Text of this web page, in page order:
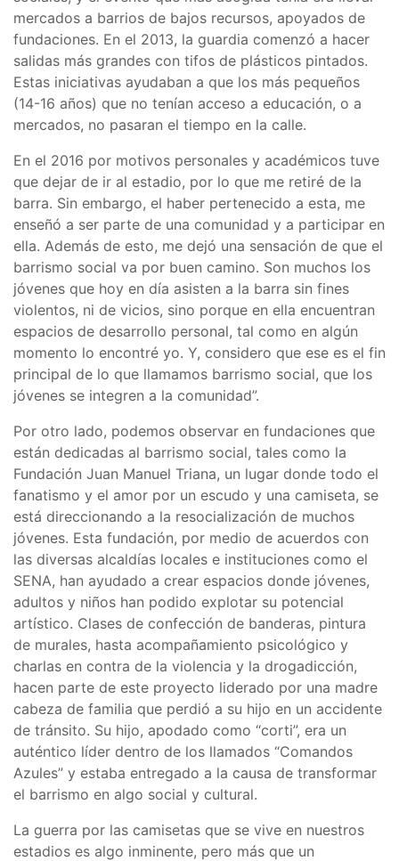
mercados a barrios de bajos recursos, apoyados de
fundaciones. En el 2013, la guardia comenzó a hacer
salidas más grandes con tifos de plásticos pintados.
Estas iniciativas ayudaban a que los más pequeños
(14-16 años) que no tenían acceso a educación, o a
mercados, no pasaran el tiempo en la calle.
En el 2016 por motivos personales y académicos tuve
que dejar de ir al estadio, por lo que me retiré de la
barra. Sin embargo, el haber pertenecido a esta, me
enseñó a ser parte de una comunidad y a participar en
ella. Además de esto, me dejó una sensación de que el
barrismo social va por buen camino. Son muchos los
jóvenes que hoy en día asisten a la barra sin fines
violentos, ni de vicios, sino porque en ella encuentran
espacios de desarrollo personal, tal como en algún
momento lo encontré yo. Y, considero que ese es el fin
principal de lo que llamamos barrismo social, que los
jóvenes se integren a la comunidad”.
Por otro lado, podemos observar en fundaciones que
están dedicadas al barrismo social, tales como la
Fundación Juan Manuel Triana, un lugar donde todo el
fanatismo y el amor por un escudo y una camiseta, se
está direccionando a la resocialización de muchos
jóvenes. Esta fundación, por medio de acuerdos con
las diversas alcaldías locales e instituciones como el
SENA, han ayudado a crear espacios donde jóvenes,
adultos y niños han podido explotar su potencial
artístico. Clases de confección de banderas, pintura
de murales, hasta acompañamiento psicológico y
charlas en contra de la violencia y la drogadicción,
hacen parte de este proyecto liderado por una madre
cabeza de familia que perdió a su hijo en un accidente
de tránsito. Su hijo, apodado como “corti”, era un
auténtico líder dentro de los llamados “Comandos
Azules” y estaba entregado a la causa de transformar
el barrismo en algo social y cultural.
La guerra por las camisetas que se vive en nuestros
estadios es algo inminente, pero más que un